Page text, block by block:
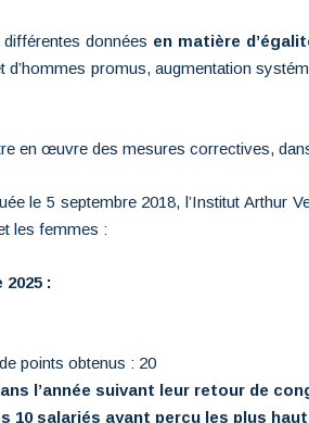
données en matière
promus, augmentation
en œuvre des mesures correctives,
le 5 septembre 2018, l’Institut Arthur
les femmes :
:
points obtenus : 20
l’année suivant leur retour de
10 salariés ayant perçu les plus